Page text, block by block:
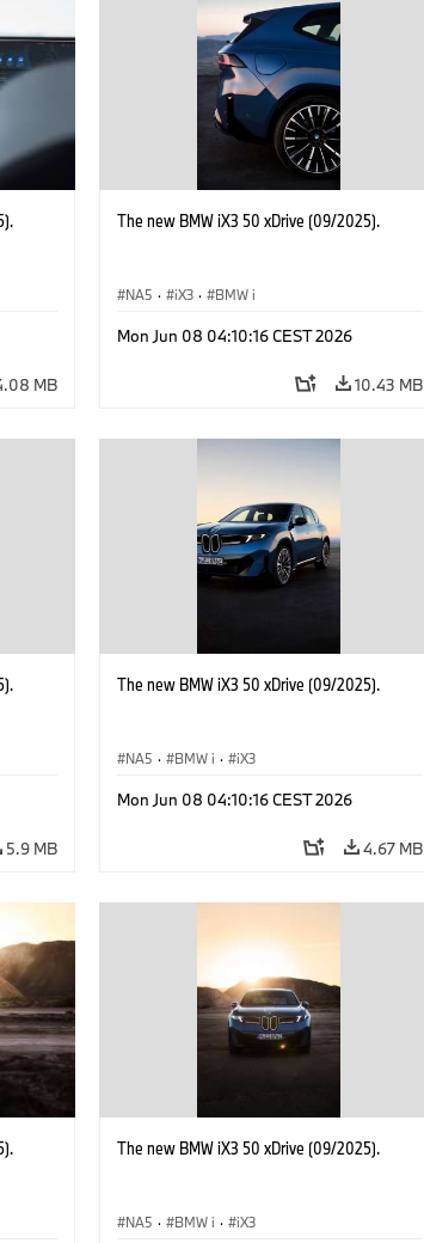
MB
The new BMW iX3 50 xDrive (09/2025).
NA5 · iX3 · BMW i
Mon Jun 08 04:10:16 CEST 2026
10.43 MB
5.9 MB
The new BMW iX3 50 xDrive (09/2025).
NA5 · BMW i · iX3
Mon Jun 08 04:10:16 CEST 2026
4.67 MB
The new BMW iX3 50 xDrive (09/2025).
NA5 · BMW i · iX3